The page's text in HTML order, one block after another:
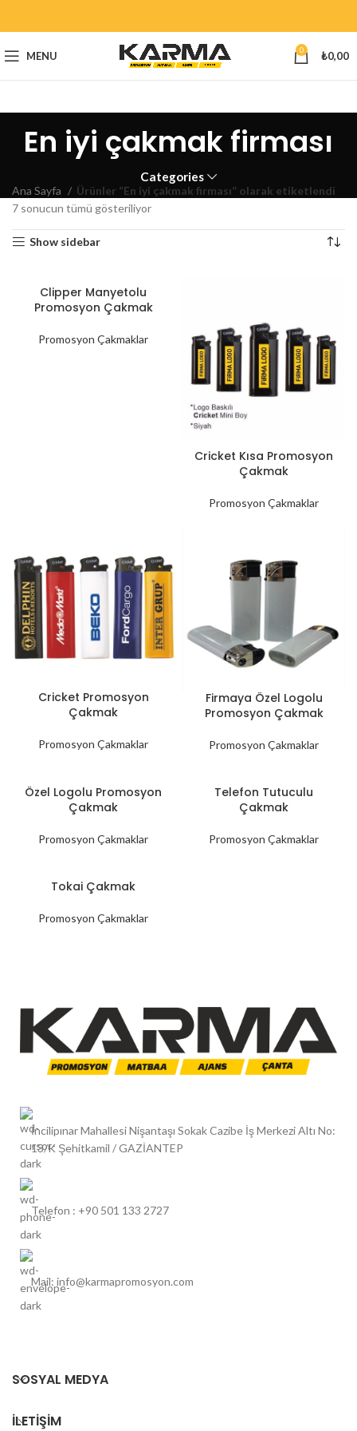
MENU 0 ₺0,00
En iyi çakmak firması
Categories
Ana Sayfa
Ürünler “En iyi çakmak firması” olarak etiketlendi
7 sonucun tümü gösteriliyor
Show sidebar
Clipper Manyetolu
Promosyon Çakmak
Promosyon Çakmaklar
Cricket Kısa Promosyon
Çakmak
Promosyon Çakmaklar
Cricket Promosyon
Çakmak
Promosyon Çakmaklar
Firmaya Özel Logolu
Promosyon Çakmak
Promosyon Çakmaklar
Özel Logolu Promosyon
Çakmak
Promosyon Çakmaklar
Telefon Tutuculu
Çakmak
Promosyon Çakmaklar
Tokai Çakmak
Promosyon Çakmaklar
İncilipınar Mahallesi Nişantaşı Sokak Cazibe İş Merkezi Altı No:
13/K Şehitkamil / GAZİANTEP
Telefon : +90 501 133 2727
Mail: info@karmapromosyon.com
SOSYAL MEDYA
İLETIŞIM